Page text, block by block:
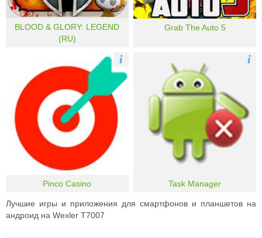
BLOOD & GLORY: LEGEND
(RU)
Grab The Auto 5
Pinco Casino
i
Task Manager
i
Лучшие игры и приложения для смартфонов и планшетов на
андроид на Wexler T7007